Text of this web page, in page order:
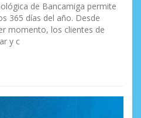
de Bancamiga permite
365 días del año. Desde
momento, los clientes de
y c